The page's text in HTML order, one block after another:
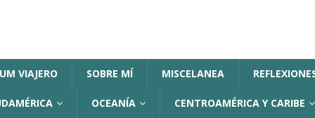
VIAJERO SOBRE MÍ MISCELANEA
OCEANÍA CENTROAMÉRICA Y CARIBE